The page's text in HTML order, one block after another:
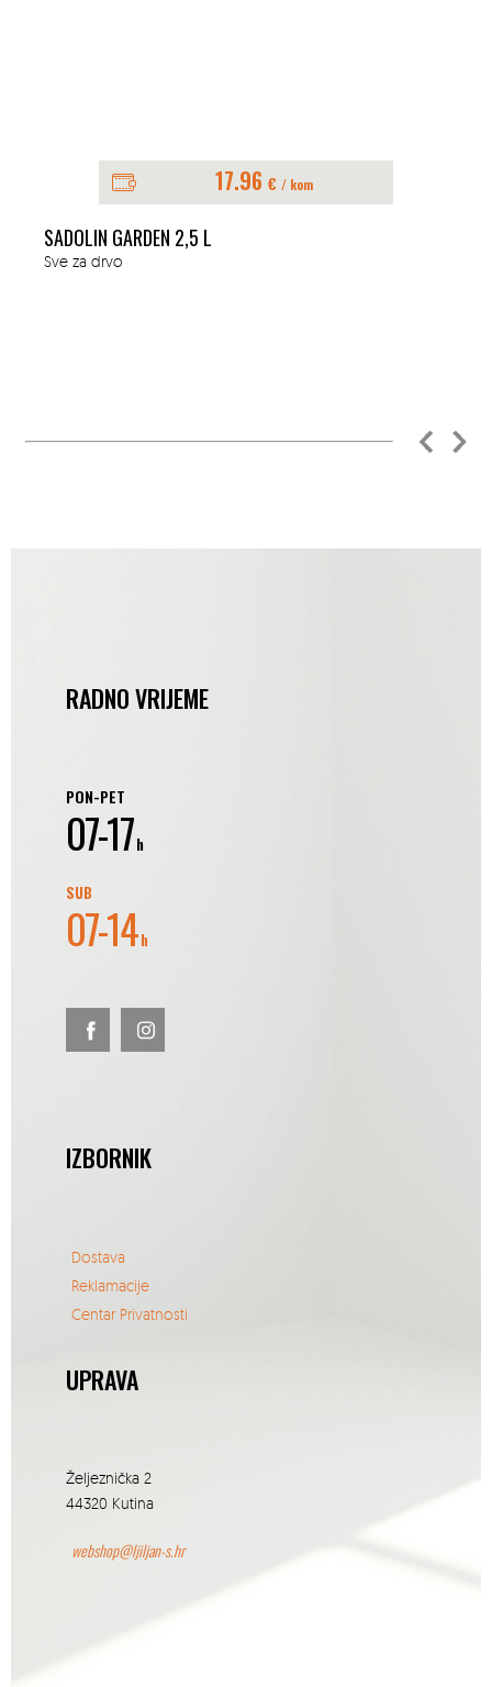
17.96 € / kom
SADOLIN GARDEN 2,5 L
Sve za drvo
RADNO VRIJEME
PON-PET
07-17h
SUB
07-14h
IZBORNIK
Dostava
Reklamacije
Centar Privatnosti
UPRAVA
Željeznička 2
44320 Kutina
webshop@ljiljan-s.hr